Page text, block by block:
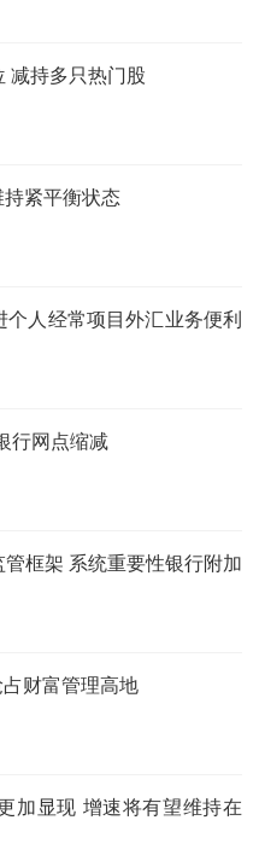
减持多只热门股
紧平衡状态
人经常项目外汇业务便利
行网点缩减
框架 系统重要性银行附加
占财富管理高地
加显现 增速将有望维持在